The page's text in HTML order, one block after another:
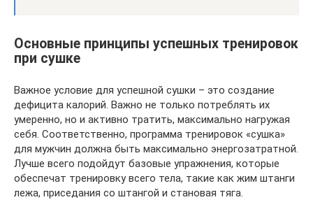
Основные принципы успешных тренировок
при сушке
Важное условие для успешной сушки – это создание
дефицита калорий. Важно не только потреблять их
умеренно, но и активно тратить, максимально нагружая
себя. Соответственно, программа тренировок «сушка»
для мужчин должна быть максимально энергозатратной.
Лучше всего подойдут базовые упражнения, которые
обеспечат тренировку всего тела, такие как жим штанги
лежа, приседания со штангой и становая тяга.